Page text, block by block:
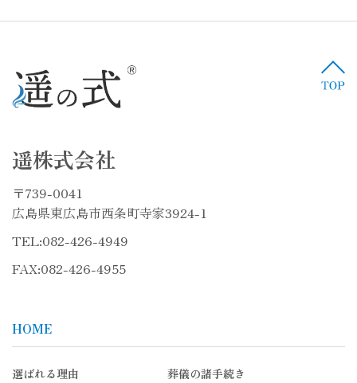
遥株式会社
〒739-0041
広島県東広島市西条町寺家3924-1
TEL:082-426-4949
FAX:082-426-4955
HOME
選ばれる理由
葬儀の諸手続き